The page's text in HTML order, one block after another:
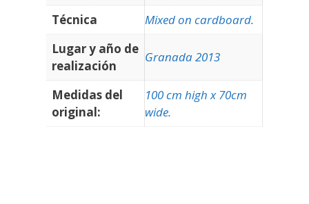
Técnica
Mixed on cardboard.
Lugar y año de
realización
Granada 2013
Medidas del
original:
100 cm high x 70cm
wide.